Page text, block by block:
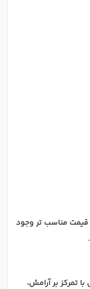
قیمت مناسب تر وجود
تمرکز بر آرامش،